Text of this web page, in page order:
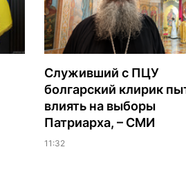
Служивший с ПЦУ
болгарский клирик
влиять на выборы
Патриарха, – СМИ
11:32